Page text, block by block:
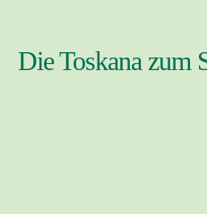
Die Toskana zum